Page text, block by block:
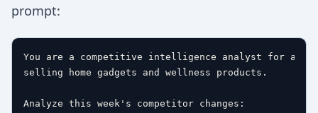
prompt:
You are a competitive intelligence analyst for a
selling home gadgets and wellness products.
Analyze this week's competitor changes: